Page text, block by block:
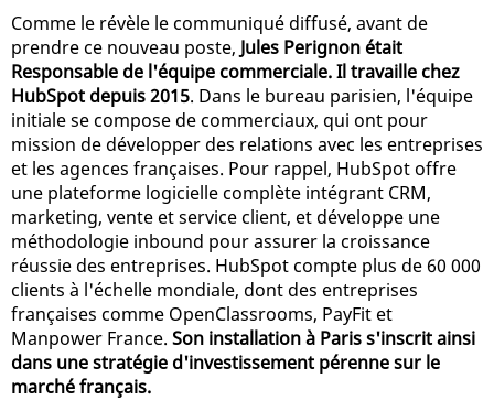
Comme le révèle le communiqué diffusé, avant de
prendre ce nouveau poste, Jules Perignon était
Responsable de l'équipe commerciale. Il travaille chez
HubSpot depuis 2015. Dans le bureau parisien, l'équipe
initiale se compose de commerciaux, qui ont pour
mission de développer des relations avec les entreprises
et les agences françaises. Pour rappel, HubSpot offre
une plateforme logicielle complète intégrant CRM,
marketing, vente et service client, et développe une
méthodologie inbound pour assurer la croissance
réussie des entreprises. HubSpot compte plus de 60 000
clients à l'échelle mondiale, dont des entreprises
françaises comme OpenClassrooms, PayFit et
Manpower France. Son installation à Paris s'inscrit ainsi
dans une stratégie d'investissement pérenne sur le
marché français.